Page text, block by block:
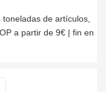
de artículos,
a partir de 9€ | fin en